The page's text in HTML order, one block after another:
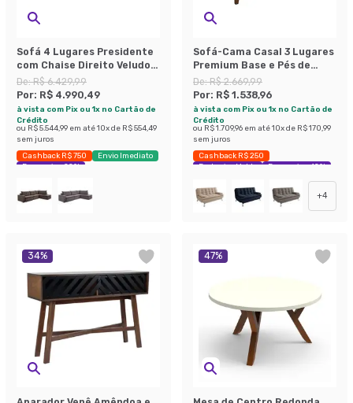
Sofá 4 Lugares Presidente
com Chaise Direito Veludo
Marfim
De:R$ 6.429,99
Por: R$ 4.990,49
à vista com Pix ou 1x no Cartão de
Crédito
ou R$ 5.544,99 em até10x de R$ 554,49
sem juros
Cashback R$ 750
Envio Imediato
Economize 22%
Sofá-Cama Casal 3 Lugares
Premium Base e Pés de
Madeira Linho Azul Marinho
De:R$ 2.669,99
Por: R$ 1.538,96
à vista com Pix ou 1x no Cartão de
Crédito
ou R$ 1.709,96 em até10x de R$ 170,99
sem juros
Cashback R$ 250
Exclusivo Mobly
Economize 42%
+4
34% 47%